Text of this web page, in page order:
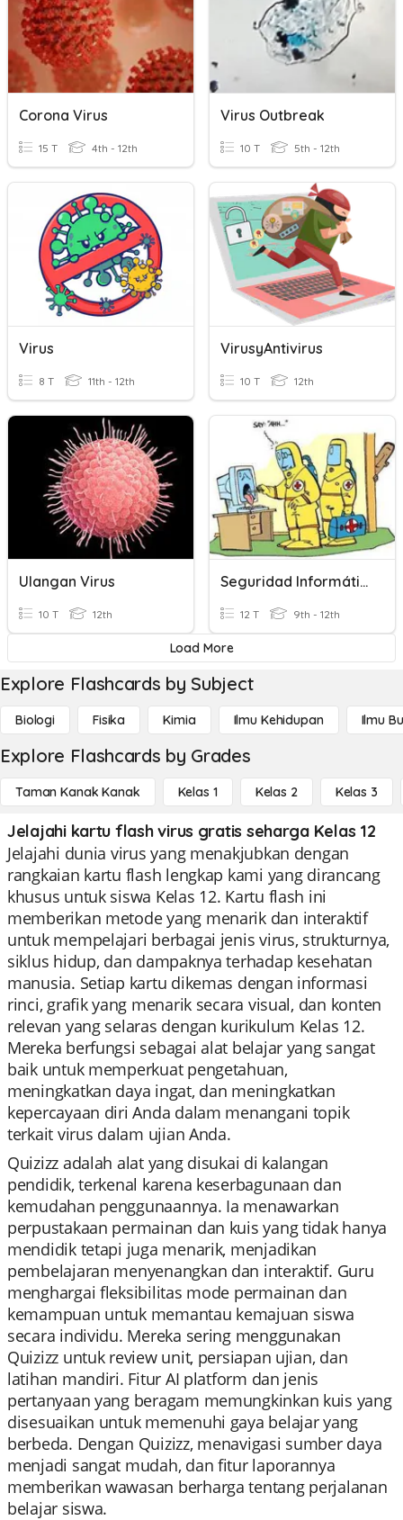
Corona Virus
15 T 4th - 12th
Virus Outbreak
10 T 5th - 12th
Virus
8 T 11th - 12th
VirusyAntivirus
10 T 12th
Ulangan Virus
10 T 12th
Seguridad Informática: Virus Y Antivirus
12 T 9th - 12th
Load More
Explore Flashcards by Subject
Biologi Fisika Kimia Ilmu Kehidupan Ilmu
Explore Flashcards by Grades
Taman Kanak Kanak Kelas 1 Kelas 2 Kelas 3
Jelajahi kartu flash virus gratis seharga Kelas 12
Jelajahi dunia virus yang menakjubkan dengan
rangkaian kartu flash lengkap kami yang dirancang
khusus untuk siswa Kelas 12. Kartu flash ini
memberikan metode yang menarik dan interaktif
untuk mempelajari berbagai jenis virus, strukturnya,
siklus hidup, dan dampaknya terhadap kesehatan
manusia. Setiap kartu dikemas dengan informasi
rinci, grafik yang menarik secara visual, dan konten
relevan yang selaras dengan kurikulum Kelas 12.
Mereka berfungsi sebagai alat belajar yang sangat
baik untuk memperkuat pengetahuan,
meningkatkan daya ingat, dan meningkatkan
kepercayaan diri Anda dalam menangani topik
terkait virus dalam ujian Anda.
Quizizz adalah alat yang disukai di kalangan
pendidik, terkenal karena keserbagunaan dan
kemudahan penggunaannya. Ia menawarkan
perpustakaan permainan dan kuis yang tidak hanya
mendidik tetapi juga menarik, menjadikan
pembelajaran menyenangkan dan interaktif. Guru
menghargai fleksibilitas mode permainan dan
kemampuan untuk memantau kemajuan siswa
secara individu. Mereka sering menggunakan
Quizizz untuk review unit, persiapan ujian, dan
latihan mandiri. Fitur AI platform dan jenis
pertanyaan yang beragam memungkinkan kuis yang
disesuaikan untuk memenuhi gaya belajar yang
berbeda. Dengan Quizizz, menavigasi sumber daya
menjadi sangat mudah, dan fitur laporannya
memberikan wawasan berharga tentang perjalanan
belajar siswa.